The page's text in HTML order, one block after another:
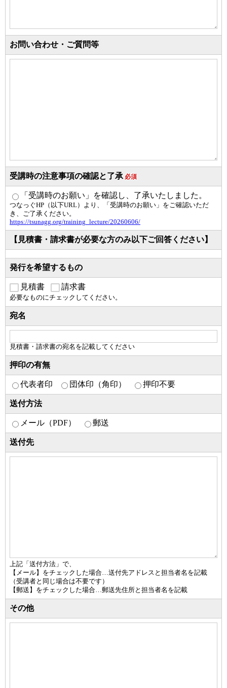
お問い合わせ・ご質問等
受講時の注意事項の確認と了承 必須
「受講時のお願い」を確認し、了承いたしました。
つなっぐHP（以下URL）より、「受講時のお願い」をご確認いただ
き、ご了承ください。
https://tsunagg.org/training_lecture/20260606/
【見積書・請求書が必要な方のみ以下ご回答ください】
発行を希望するもの
見積書 請求書
必要なものにチェックしてください。
宛名
見積書・請求書の宛名を記載してください
押印の有無
代表者印 団体印（角印） 押印不要
送付方法
メール（PDF） 郵送
送付先
上記「送付方法」で、
【メール】をチェックした場合…送付先アドレスと担当者名を記載
（受講者と同じ場合は不要です）
【郵送】をチェックした場合…郵送先住所と担当者名を記載
その他